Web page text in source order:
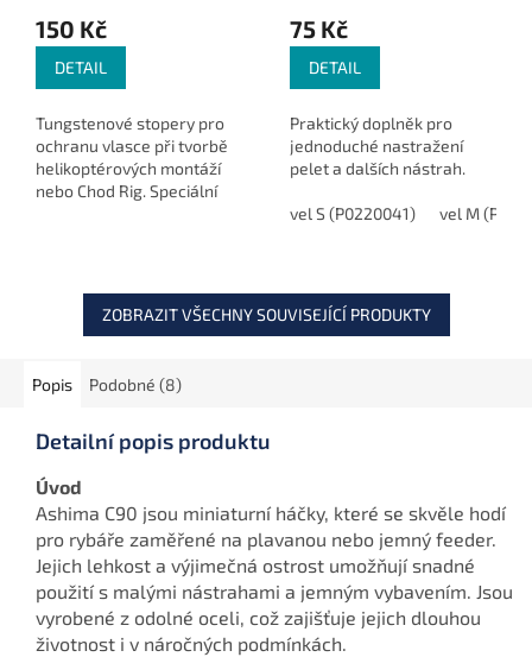
150 Kč
DETAIL
Tungstenové stopery pro
ochranu vlasce při tvorbě
helikoptérových montáží
nebo Chod Rig. Speciální
75 Kč
DETAIL
Praktický doplněk pro
jednoduché nastražení
pelet a dalších nástrah.
vel S (P0220041) vel M
ZOBRAZIT VŠECHNY SOUVISEJÍCÍ PRODUKTY
Popis Podobné (8)
Detailní popis produktu
Úvod
Ashima C90 jsou miniaturní háčky, které se skvěle hodí
pro rybáře zaměřené na plavanou nebo jemný feeder.
Jejich lehkost a výjimečná ostrost umožňují snadné
použití s malými nástrahami a jemným vybavením. Jsou
vyrobené z odolné oceli, což zajišťuje jejich dlouhou
životnost i v náročných podmínkách.